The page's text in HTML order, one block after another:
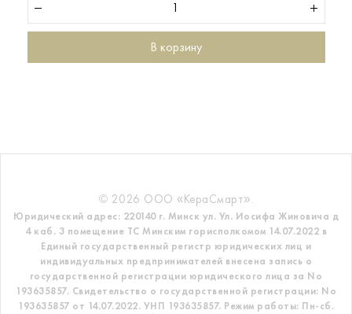
В корзину
© 2026 ООО «КераСмарт».
Юридический адрес: 220140 г. Минск ул. Ул. Иосифа Жиновича д
4 каб. 3 помещение ТС Минским горисполкомом 14.07.2022 в
Единый государственный регистр юридических лиц и
индивидуальных предпринимателей внесена запись о
государственной регистрации юридического лица за No
193635857. Свидетельство о государственной регистрации: No
193635857 от 14.07.2022. УНП 193635857. Режим работы: Пн-сб.